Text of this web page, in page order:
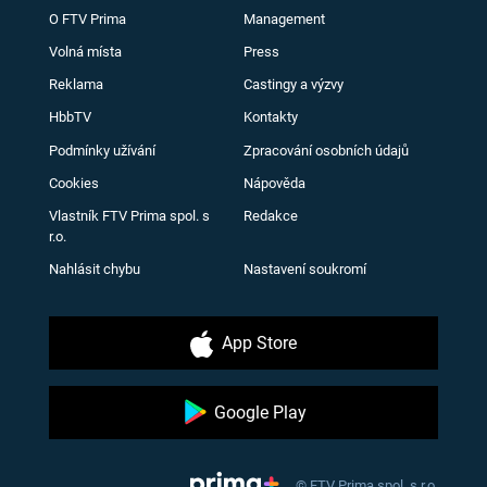
O FTV Prima Management
Volná místa Press
Reklama Castingy a výzvy
HbbTV Kontakty
Podmínky užívání Zpracování osobních údajů
Cookies Nápověda
Vlastník FTV Prima spol. s
r.o.
Redakce
Nahlásit chybu Nastavení soukromí
App Store
Google Play